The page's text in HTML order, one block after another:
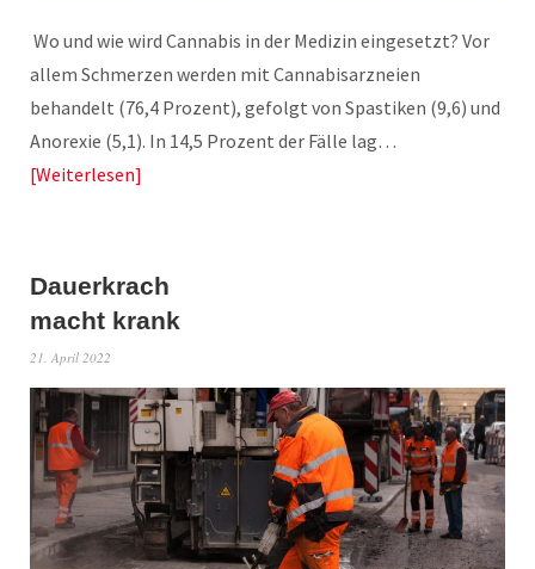
Wo und wie wird Cannabis in der Medizin eingesetzt? Vor
allem Schmerzen werden mit Cannabisarzneien
behandelt (76,4 Prozent), gefolgt von Spastiken (9,6) und
Anorexie (5,1). In 14,5 Prozent der Fälle lag…
Weiterlesen
Dauerkrach
macht krank
21. April 2022